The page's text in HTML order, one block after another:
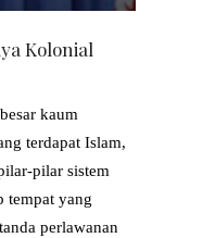
Kolonial
kaum
terdapat Islam,
pilar sistem
tempat yang
perlawanan